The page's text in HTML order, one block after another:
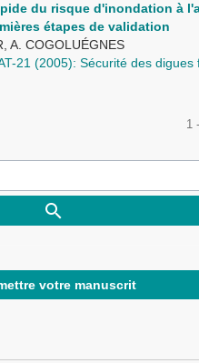
du risque d'inondation à
étapes de validation
A. COGOLUÉGNES
21 (2005): Sécurité des digues
1
votre manuscrit